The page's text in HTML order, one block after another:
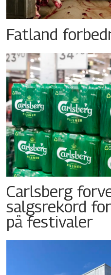
Fatland
Carlsberg
salgsrekord
på festivaler